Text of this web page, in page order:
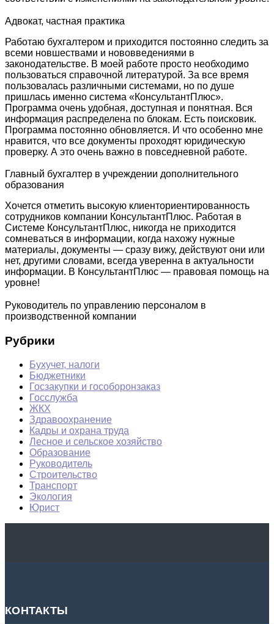
Адвокат, частная практика
Работаю бухгалтером и приходится постоянно следить за
всеми новшествами и нововведениями в
законодательстве. В моей работе просто необходимо
пользоваться справочной литературой. За все время
пользовалась различными системами, но по душе
пришлась именно система «КонсультантПлюс».
Программа очень удобная, доступная и понятная. Вся
информация распределена по блокам. Есть поисковик.
Программа постоянно обновляется. И что особенно мне
нравится, что все документы проходят юридическую
проверку. А это очень важно в повседневной работе.
Главный бухгалтер в учреждении дополнительного
образования
Хочется отметить высокую клиенториентированность
сотрудников компании КонсультантПлюс. Работая в
Системе КонсультантПлюс, никогда не приходится
сомневаться в информации, когда нахожу нужные
материалы, документы — сразу вижу, действуют они или
нет, другими словами, всегда уверенна в актуальности
информации. В КонсультантПлюс — правовая помощь на
уровне!
Руководитель по управлению персоналом в
производственной компании
Рубрики
Бухучет, налоги
Бюджетники
Госзакупки и гособоронзаказ
Госслужба
ЖКХ
Здравоохранение
Кадры и охрана труда
Лесное и сельское хозяйство
Образование
Руководитель
Строительство
Транспорт
Экология
Юрист
КОНТАКТЫ